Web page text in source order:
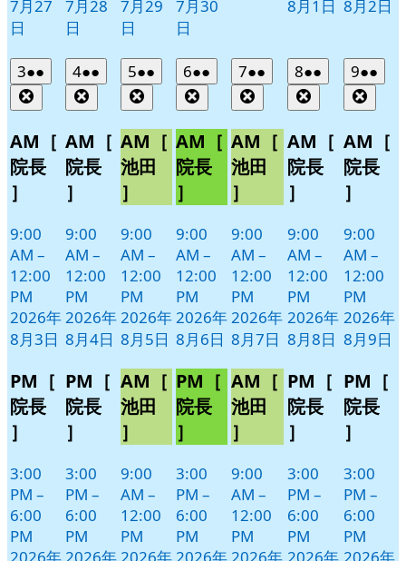
7月27
日
7月28
日
7月29
日
7月30
日
8月1日 8月2日
32026
年
8
月
3
日
●●
件
イ
ベ
ン
AM［
院長
］
9:00
AM –
12:00
PM
2026年
8月3日
PM［
院長
］
3:00
PM –
6:00
PM
2026年
42026
年
8
月
4
日
●●
件
イ
ベ
ン
AM［
院長
］
9:00
AM –
12:00
PM
2026年
8月4日
PM［
院長
］
3:00
PM –
6:00
PM
2026年
52026
年
8
月
5
日
●●
件
イ
ベ
ン
ト)
AM［
池田
］
9:00
AM –
12:00
PM
2026年
8月5日
AM［
池田
］
9:00
AM –
12:00
PM
2026年
62026
年
8
月
6
日
●●
件
イ
ベ
ン
ト)
AM［
院長
］
9:00
AM –
12:00
PM
2026年
8月6日
PM［
院長
］
3:00
PM –
6:00
PM
2026年
72026
年
8
月
7
日
●●
件
イ
ベ
ン
ト)
AM［
池田
］
9:00
AM –
12:00
PM
2026年
8月7日
AM［
池田
］
9:00
AM –
12:00
PM
2026年
82026
年
8
月
8
日
●●
件
イ
ベ
ン
AM［
院長
］
9:00
AM –
12:00
PM
2026年
8月8日
PM［
院長
］
3:00
PM –
6:00
PM
2026年
92026
年
8
月
9
日
●●
件
イ
ベ
ン
AM［
院長
］
9:00
AM –
12:00
PM
2026年
8月9日
PM［
院長
］
3:00
PM –
6:00
PM
2026年